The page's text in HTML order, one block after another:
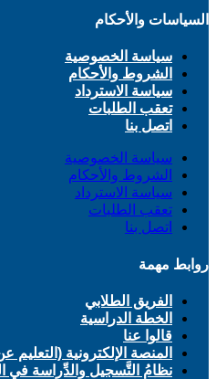
السياسات والأحكام
سياسة الخصوصية
الشروط والأحكام
سياسة الاسترداد
تعقب الطلبات
اتصل بنا
سياسة الخصوصية
الشروط والأحكام
سياسة الاسترداد
تعقب الطلبات
اتصل بنا
روابط مهمة
الفريق الطلابي
الخطة الدراسية
قالوا عنا
المنصة الإلكترونية (التعليم
نظامُ التَّسجيل والدِّراسة في